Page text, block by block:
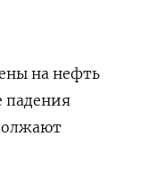
на нефть
падения